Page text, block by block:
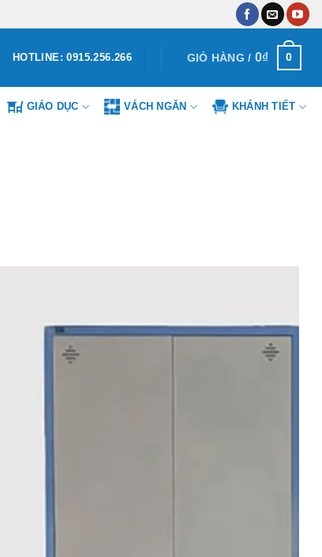
HOTLINE: 0915.256.266 GIỎ HÀNG / 0₫ 0
GIÁO DỤC VÁCH NGĂN KHÁNH TIẾT